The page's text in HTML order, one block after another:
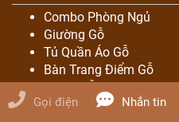
Combo Phòng Ngủ
Giường Gỗ
Tủ Quần Áo Gỗ
Bàn Trang Điểm Gỗ
Sofa Gỗ
Gọi điện Nhắn tin